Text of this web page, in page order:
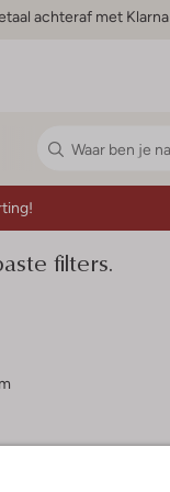
achteraf met Klarna
filters.